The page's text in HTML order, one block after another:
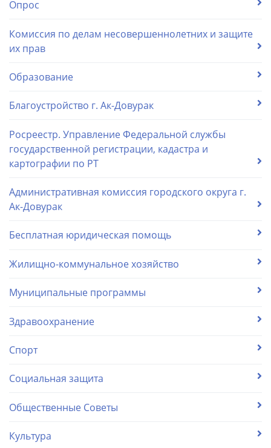
Опрос
Комиссия по делам несовершеннолетних и защите
их прав
Образование
Благоустройство г. Ак-Довурак
Росреестр. Управление Федеральной службы
государственной регистрации, кадастра и
картографии по РТ
Административная комиссия городского округа г.
Ак-Довурак
Бесплатная юридическая помощь
Жилищно-коммунальное хозяйство
Муниципальные программы
Здравоохранение
Спорт
Социальная защита
Общественные Советы
Культура